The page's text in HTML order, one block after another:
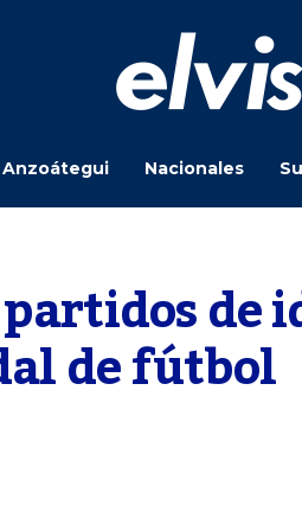
Anzoátegui Nacionales
de
de fútbol